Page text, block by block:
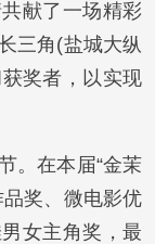
献了一场精彩
三角(盐城大纵
奖者，以实现
在本届“金茉
奖、微电影优
女主角奖，最